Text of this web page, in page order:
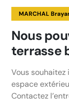
MARCHAL
Nous
terrasse
Vous
espace
Contactez